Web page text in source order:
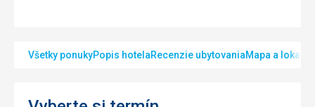
Všetky ponukyPopis hotelaRecenzie ubytovaniaMapa a lokalita